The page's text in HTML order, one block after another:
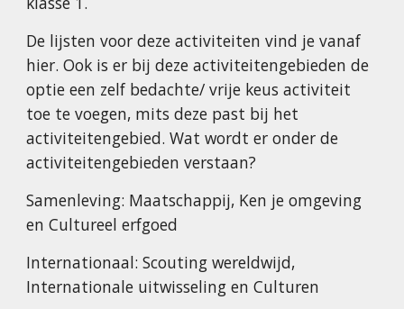
De lijsten voor deze activiteiten vind je vanaf
hier. Ook is er bij deze activiteitengebieden de
optie een zelf bedachte/ vrije keus activiteit
toe te voegen, mits deze past bij het
activiteitengebied. Wat wordt er onder de
activiteitengebieden verstaan?
Samenleving: Maatschappij, Ken je omgeving
en Cultureel erfgoed
Internationaal: Scouting wereldwijd,
Internationale uitwisseling en Culturen